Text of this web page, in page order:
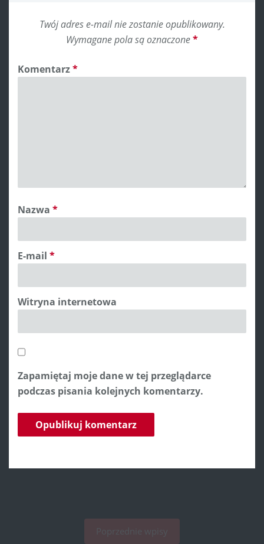
Twój adres e-mail nie zostanie opublikowany.
Wymagane pola są oznaczone*
Komentarz*
Nazwa *
E-mail *
Witryna internetowa
Zapamiętaj moje dane w tej przeglądarce
podczas pisania kolejnych komentarzy.